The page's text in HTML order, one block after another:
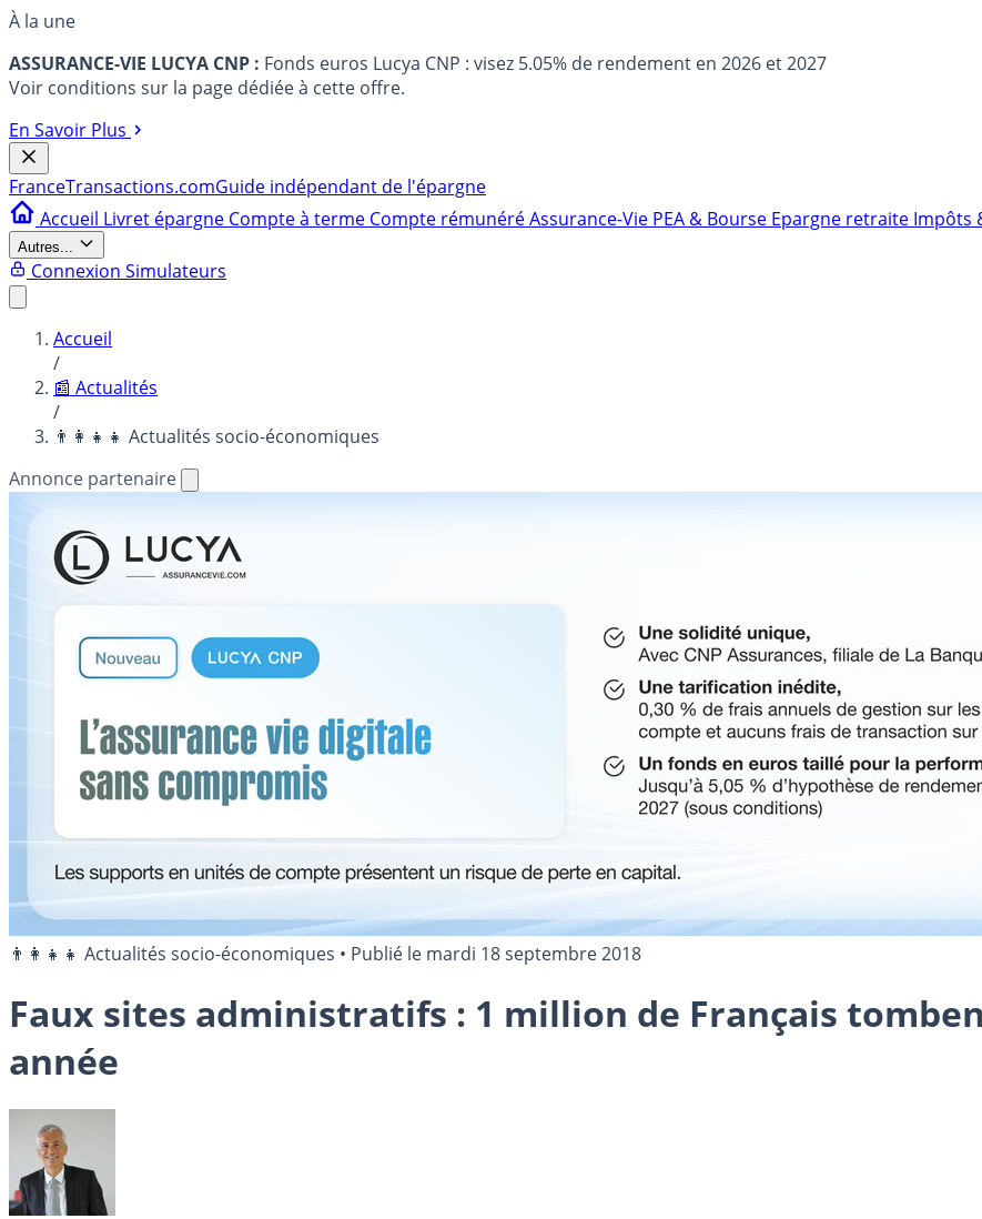
À la une
ASSURANCE-VIE LUCYA CNP : Fonds euros Lucya CNP : visez 5.05% de rendement en 2026 et 2027
Voir conditions sur la page dédiée à cette offre.
En Savoir Plus
FranceTransactions.comGuide indépendant de l'épargne
Accueil Livret épargne Compte à terme Compte rémunéréAssurance-Vie PEA & Bourse Epargne retraite Impôts
Autres...
Connexion Simulateurs
Accueil
/
📰 Actualités
/
👨‍👩‍👧‍👧 Actualités socio-économiques
Annonce partenaire
👨‍👩‍👧‍👧 Actualités socio-économiques • Publié le mardi 18 septembre 2018
Faux sites administratifs : 1 million de Français
année